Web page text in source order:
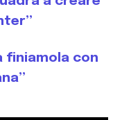
finiamola con